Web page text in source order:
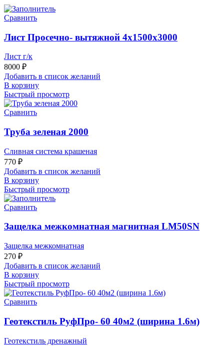
Сравнить
Лист Просечно- вытяжной 4х1500х3000
Лист г/к
8000 ₽
Добавить в список желаний
В корзину
Быстрый просмотр
Сравнить
Труба зеленая 2000
Сливная система крашеная
770 ₽
Добавить в список желаний
В корзину
Быстрый просмотр
Сравнить
Защелка межкомнатная магнитная LM50SN
Защелка межкомнатная
270 ₽
Добавить в список желаний
В корзину
Быстрый просмотр
Сравнить
Геотекстиль РуфПро- 60 40м2 (ширина 1.6м)
Геотекстиль дренажный